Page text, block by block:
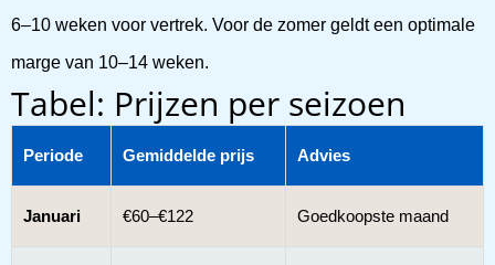
6–10 weken voor vertrek. Voor de zomer geldt een optimale
marge van 10–14 weken.
Tabel: Prijzen per seizoen
Periode Gemiddelde prijs Advies
Januari €60–€122 Goedkoopste maand